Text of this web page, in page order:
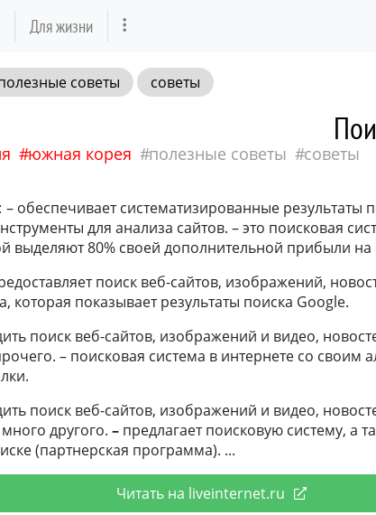
Для жизни
советы советы
южная корея полезные советы советы
: – обеспечивает систематизированные результаты
для анализа сайтов. – это поисковая
выделяют 80% своей дополнительной прибыли на
поиск веб-сайтов, изображений,
которая показывает результаты поиска Google.
поиск веб-сайтов, изображений и видео,
– поисковая система в интернете со своим
поиск веб-сайтов, изображений и видео,
другого. – предлагает поисковую систему, а
(партнерская программа).
Читать на liveinternet.ru